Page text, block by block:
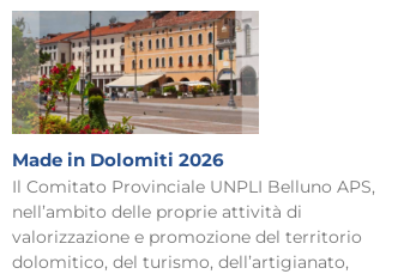
Made in Dolomiti 2026
Il Comitato Provinciale UNPLI Belluno APS,
nell’ambito delle proprie attività di
valorizzazione e promozione del territorio
dolomitico, del turismo, dell’artigianato,